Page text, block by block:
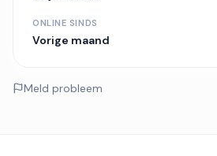
ONLINE SINDS
Vorige maand
Meld probleem